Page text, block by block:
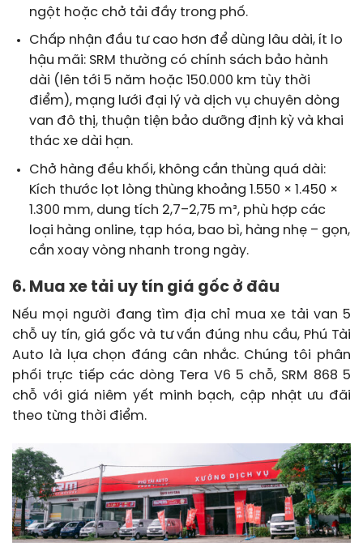
ngột hoặc chở tải đầy trong phố.
Chấp nhận đầu tư cao hơn để dùng lâu dài, ít lo
hậu mãi: SRM thường có chính sách bảo hành
dài (lên tới 5 năm hoặc 150.000 km tùy thời
điểm), mạng lưới đại lý và dịch vụ chuyên dòng
van đô thị, thuận tiện bảo dưỡng định kỳ và khai
thác xe dài hạn.
Chở hàng đều khối, không cần thùng quá dài:
Kích thước lọt lòng thùng khoảng 1.550 × 1.450 ×
1.300 mm, dung tích 2,7–2,75 m³, phù hợp các
loại hàng online, tạp hóa, bao bì, hàng nhẹ – gọn,
cần xoay vòng nhanh trong ngày.
6. Mua xe tải uy tín giá gốc ở đâu
Nếu mọi người đang tìm địa chỉ mua xe tải van 5
chỗ uy tín, giá gốc và tư vấn đúng nhu cầu, Phú Tài
Auto là lựa chọn đáng cân nhắc. Chúng tôi phân
phối trực tiếp các dòng Tera V6 5 chỗ, SRM 868 5
chỗ với giá niêm yết minh bạch, cập nhật ưu đãi
theo từng thời điểm.